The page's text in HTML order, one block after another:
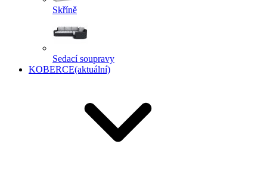
Skříně
Sedací soupravy
KOBERCE(aktuální)